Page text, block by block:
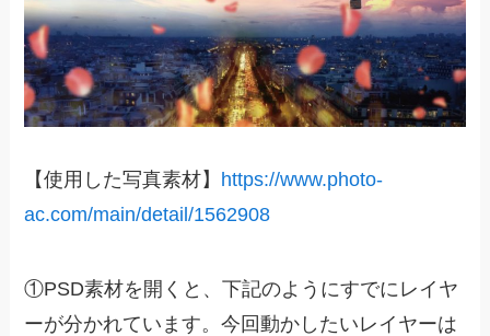
【使用した写真素材】 https://www.photo-
ac.com/main/detail/1562908
①PSD素材を開くと、下記のようにすでにレイヤ
ーが分かれています。今回動かしたいレイヤーは